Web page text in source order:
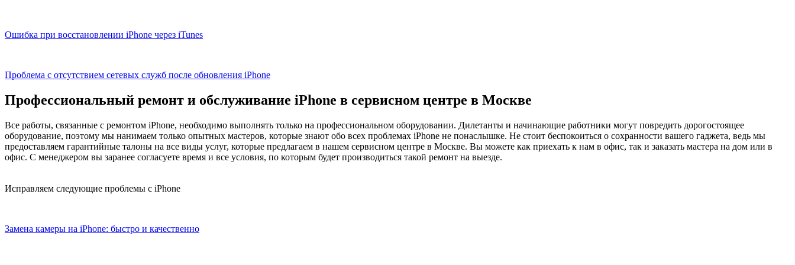
Ошибка при восстановлении iPhone через iTunes
Проблема с отсутствием сетевых служб после обновления iPhone
Профессиональный ремонт и обслуживание iPhone в сервисном центре в Москве
Все работы, связанные с ремонтом iPhone, необходимо выполнять только на профессиональном оборудовании. Дилетанты и начинающие работники могут повредить дорогостоящее
оборудование, поэтому мы нанимаем только опытных мастеров, которые знают обо всех проблемах iPhone не понаслышке. Не стоит беспокоиться о сохранности вашего гаджета, ведь мы
предоставляем гарантийные талоны на все виды услуг, которые предлагаем в нашем сервисном центре в Москве. Вы можете как приехать к нам в офис, так и заказать мастера на дом или в
офис. С менеджером вы заранее согласуете время и все условия, по которым будет производиться такой ремонт на выезде.
Исправляем следующие проблемы с iPhone
Замена камеры на iPhone: быстро и качественно